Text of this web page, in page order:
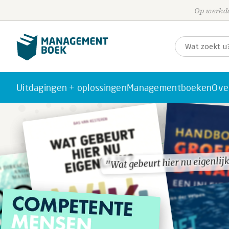
Op
Uitdagingen + oplossingenManagementboeken
"Wat gebeurt hier nu
"Wat gebeurt hier nu